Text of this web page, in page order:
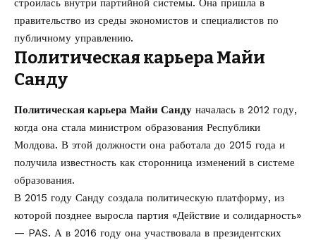
строилась внутри партийной системы. Она пришла в
правительство из среды экономистов и специалистов по
публичному управлению.
Политическая карьера Майи
Санду
Политическая карьера Майи Санду началась в 2012 году,
когда она стала министром образования Республики
Молдова. В этой должности она работала до 2015 года и
получила известность как сторонница изменений в системе
образования.
В 2015 году Санду создала политическую платформу, из
которой позднее выросла партия «Действие и солидарность»
— PAS. А в 2016 году она участвовала в президентских